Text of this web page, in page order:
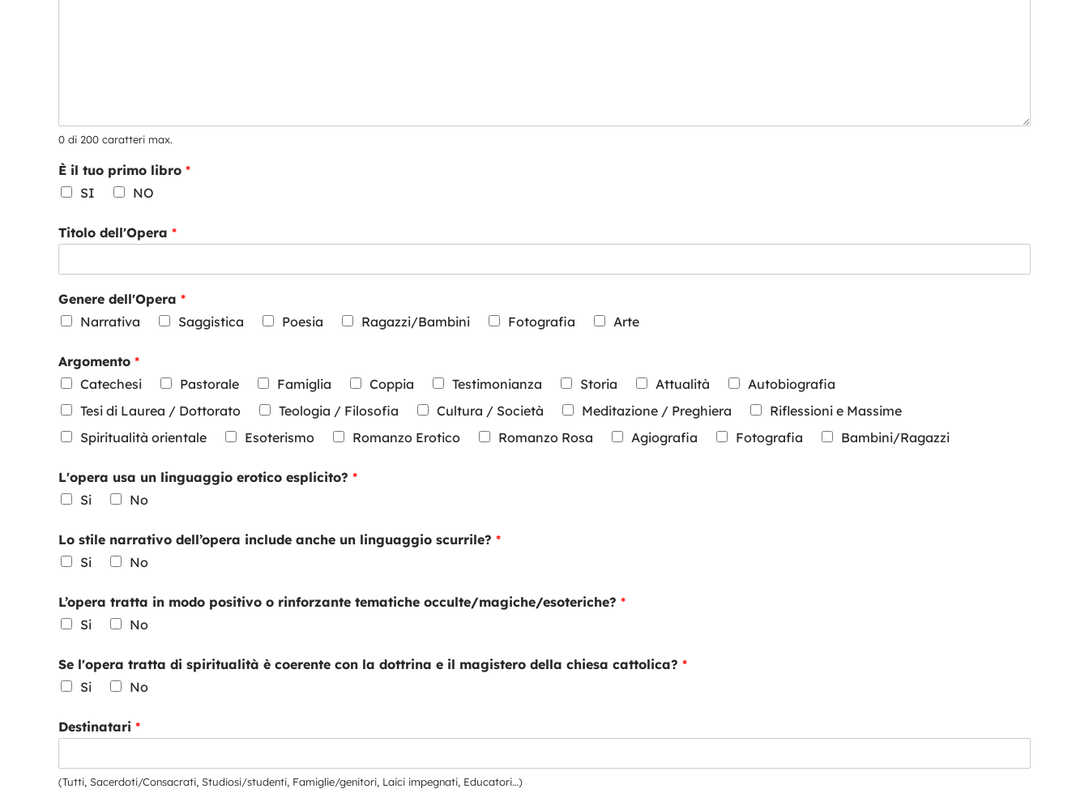
0 di 200 caratteri max.
È il tuo primo libro *
SI
NO
Titolo dell'Opera *
Genere dell'Opera *
Narrativa
Saggistica Poesia Ragazzi/Bambini Fotografia Arte
Argomento *
Catechesi
Pastorale Famiglia Coppia Testimonianza Storia Attualità
Autobiografia
Tesi di Laurea / Dottorato
Teologia / Filosofia Cultura / Società Meditazione / Preghiera
Riflessioni e Massime
Spiritualità orientale
Esoterismo Romanzo Erotico Romanzo Rosa Agiografia Fotografia Bambini/Ragazzi
L'opera usa un linguaggio erotico esplicito? *
Si
No
Lo stile narrativo dell’opera include anche un linguaggio scurrile? *
Si
No
L’opera tratta in modo positivo o rinforzante tematiche occulte/magiche/esoteriche? *
Si
No
Se l'opera tratta di spiritualità è coerente con la dottrina e il magistero della chiesa cattolica? *
Si
No
Destinatari *
(Tutti, Sacerdoti/Consacrati, Studiosi/studenti, Famiglie/genitori, Laici impegnati, Educatori…)